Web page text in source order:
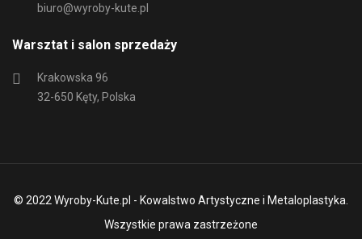
biuro@wyroby-kute.pl
Warsztat i salon sprzedaży
Krakowska 96
32-650 Kęty, Polska
© 2022 Wyroby-Kute.pl - Kowalstwo Artystyczne i Metaloplastyka.
Wszystkie prawa zastrzeżone